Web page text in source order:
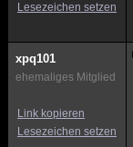
Lesezeichen setzen
xpq101
ehemaliges Mitglied
Link kopieren
Lesezeichen setzen